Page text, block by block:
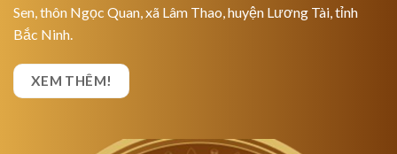
Sen, thôn Ngọc Quan, xã Lâm Thao, huyện Lương Tài, tỉnh
Bắc Ninh.
XEM THÊM!